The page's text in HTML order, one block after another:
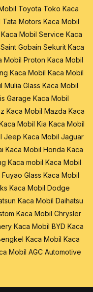
Toyota Toko Kaca
Tata Motors Kaca Mobil
Mobil Service Kaca
Gobain Sekurit Kaca
Mobil Proton Kaca Mobil
Kaca Mobil Kaca Mobil
Mulia Glass Kaca Mobil
Garage Kaca Mobil
Kaca Mobil Mazda Kaca
Mobil Kia Kaca Mobil
Jeep Kaca Mobil Jaguar
Kaca Mobil Honda Kaca
Kaca mobil Kaca Mobil
Glass Kaca Mobil
Kaca Mobil Dodge
Kaca Mobil Daihatsu
Kaca Mobil Chrysler
Kaca Mobil BYD Kaca
Kaca Mobil Kaca
Mobil AGC Automotive